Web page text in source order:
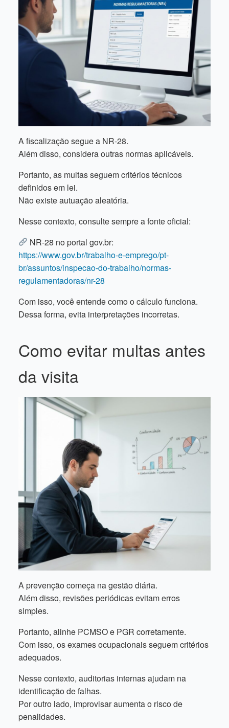
A fiscalização segue a NR-28.
Além disso, considera outras normas aplicáveis.
Portanto, as multas seguem critérios técnicos
definidos em lei.
Não existe autuação aleatória.
Nesse contexto, consulte sempre a fonte oficial:
NR-28 no portal gov.br:
https://www.gov.br/trabalho-e-emprego/pt-
br/assuntos/inspecao-do-trabalho/normas-
regulamentadoras/nr-28
Com isso, você entende como o cálculo funciona.
Dessa forma, evita interpretações incorretas.
Como evitar multas antes
da visita
A prevenção começa na gestão diária.
Além disso, revisões periódicas evitam erros
simples.
Portanto, alinhe PCMSO e PGR corretamente.
Com isso, os exames ocupacionais seguem critérios
adequados.
Nesse contexto, auditorias internas ajudam na
identificação de falhas.
Por outro lado, improvisar aumenta o risco de
penalidades.